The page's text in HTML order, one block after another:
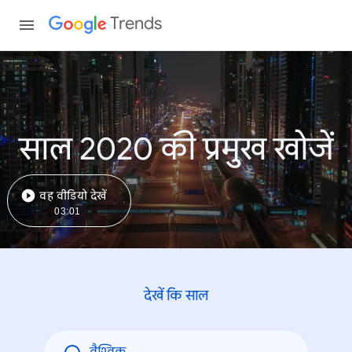
Trends
साल 2020 की प्रमुख खोजें
वह वीडियो देखें
03:01
देखें कि साल